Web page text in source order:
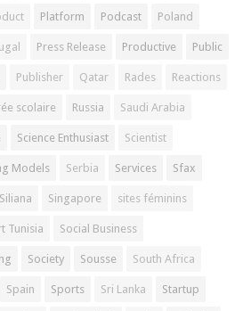
Platform Podcast Poland
Press Release Productive Public
Publisher Qatar Rades Reactions
scolaire Russia Saudi Arabia
Science Enthusiast Scientist
Models Serbia Services Sfax
Siliana Singapore sites féminins
Tunisia Social Business
Society Sousse South Africa
Spain Sports Sri Lanka Startup